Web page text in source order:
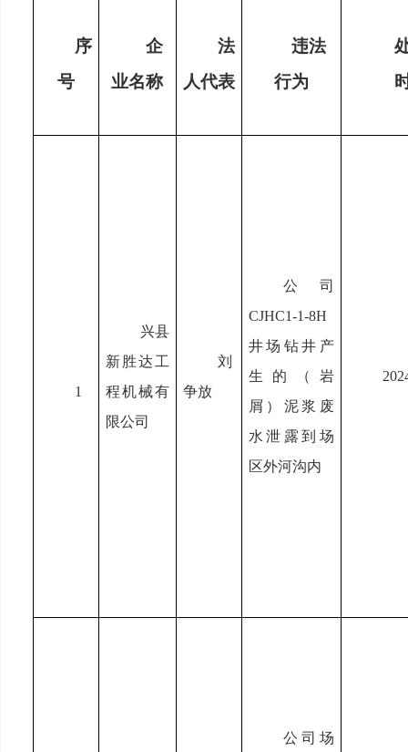
序
号
企
业名称
法
人代表
违法
行为
1
兴县
新胜达工
程机械有
限公司
刘
争放
公司
CJHC1-1-8H
井场钻井产
生的（岩
屑）泥浆废
水泄露到场
区外河沟内
公司场